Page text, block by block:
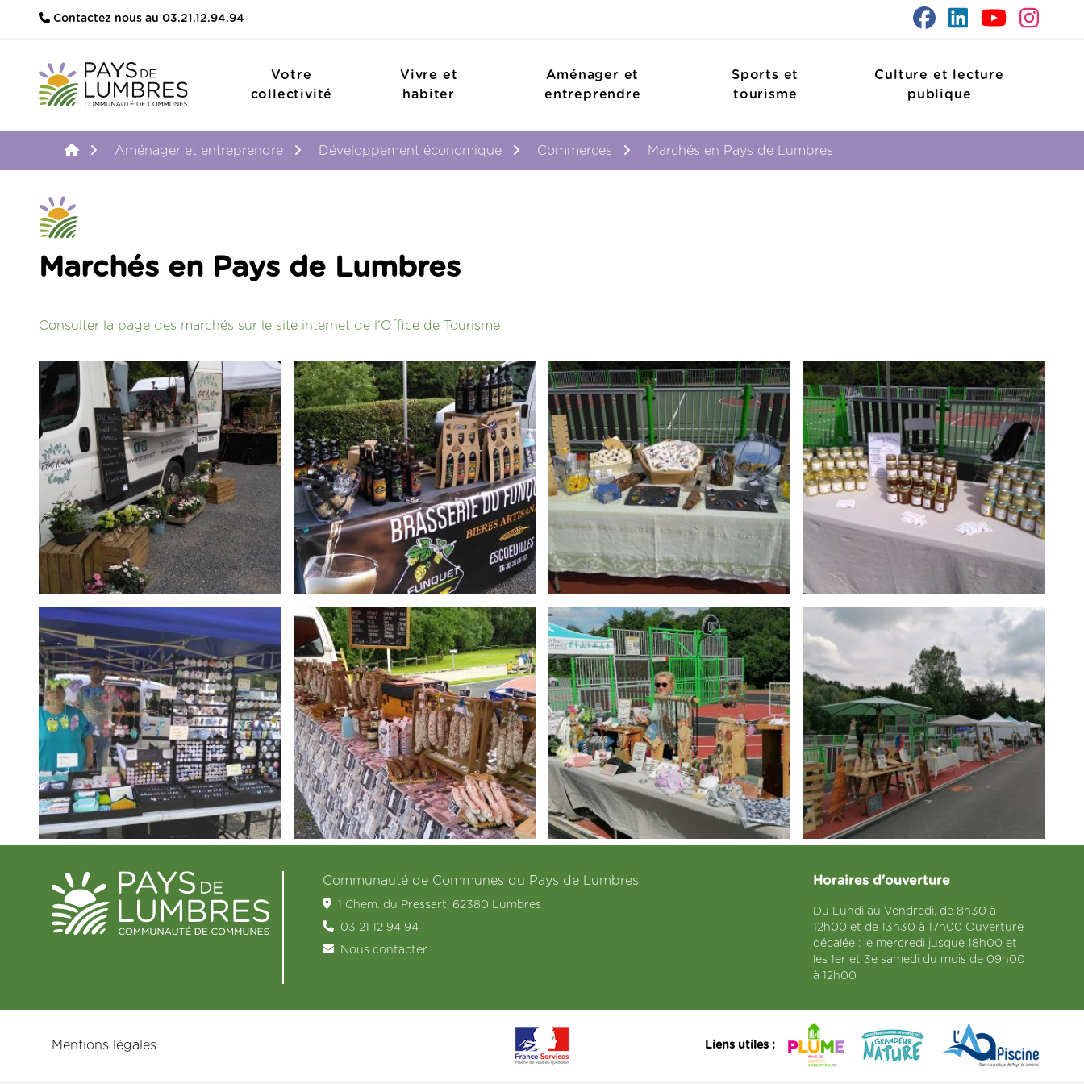
Contactez nous au 03.21.12.94.94
Votre
collectivité
Vivre et
habiter
Aménager et
entreprendre
Sports et
tourisme
Culture et lecture
publique
Accueil
Aménager et entreprendre Développement économique Commerces Marchés en Pays de Lumbres
Marchés en Pays de Lumbres
Consulter la page des marchés sur le site internet de l'Office de Tourisme
Communauté de Communes du Pays de Lumbres
1 Chem. du Pressart, 62380 Lumbres
03 21 12 94 94
Nous contacter
Horaires d'ouverture
Du Lundi au Vendredi, de 8h30 à
12h00 et de 13h30 à 17h00 Ouverture
décalée : le mercredi jusque 18h00 et
les 1er et 3e samedi du mois de 09h00
à 12h00
Mentions légales Liens utiles :